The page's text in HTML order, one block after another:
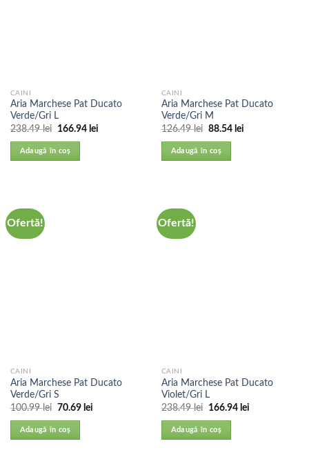
CAINI
Aria Marchese Pat Ducato
Verde/Gri L
238.49lei 166.94 lei
Adaugă în coș
CAINI
Aria Marchese Pat Ducato
Verde/Gri M
126.49lei 88.54 lei
Adaugă în coș
Ofertă!
CAINI
Aria Marchese Pat Ducato
Verde/Gri S
100.99lei 70.69 lei
Adaugă în coș
Ofertă!
CAINI
Aria Marchese Pat Ducato
Violet/Gri L
238.49lei 166.94 lei
Adaugă în coș